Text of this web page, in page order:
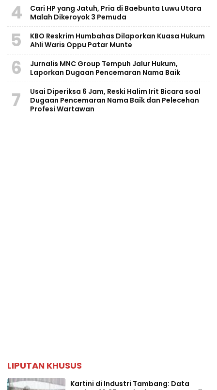
4
Cari HP yang Jatuh, Pria di Baebunta Luwu Utara
Malah Dikeroyok 3 Pemuda
5
KBO Reskrim Humbahas Dilaporkan Kuasa Hukum
Ahli Waris Oppu Patar Munte
6
Jurnalis MNC Group Tempuh Jalur Hukum,
Laporkan Dugaan Pencemaran Nama Baik
7
Usai Diperiksa 6 Jam, Reski Halim Irit Bicara soal
Dugaan Pencemaran Nama Baik dan Pelecehan
Profesi Wartawan
LIPUTAN KHUSUS
Kartini di Industri Tambang: Data